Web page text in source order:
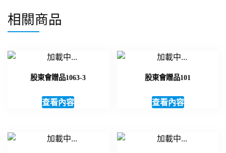
相關商品
股東會贈品1063-3
查看內容
股東會贈品101
查看內容